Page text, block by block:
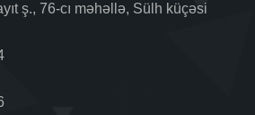
ş., 76-cı məhəllə, Sülh küçəsi